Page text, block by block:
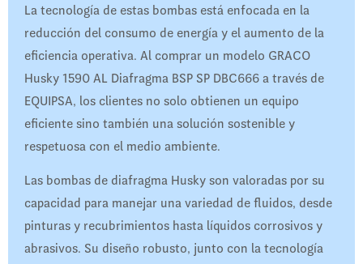
La tecnología de estas bombas está enfocada en la
reducción del consumo de energía y el aumento de la
eficiencia operativa. Al comprar un modelo GRACO
Husky 1590 AL Diafragma BSP SP DBC666 a través de
EQUIPSA, los clientes no solo obtienen un equipo
eficiente sino también una solución sostenible y
respetuosa con el medio ambiente.
Las bombas de diafragma Husky son valoradas por su
capacidad para manejar una variedad de fluidos, desde
pinturas y recubrimientos hasta líquidos corrosivos y
abrasivos. Su diseño robusto, junto con la tecnología